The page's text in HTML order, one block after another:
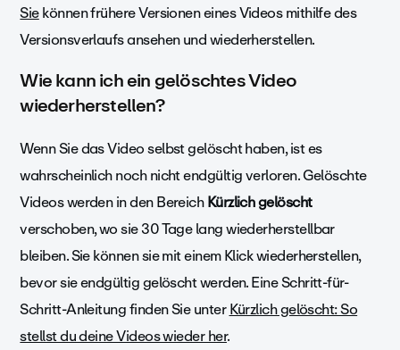
Siekönnen frühere Versionen eines Videos mithilfe des
Versionsverlaufs ansehen und wiederherstellen.
Wie kann ich ein gelöschtes Video
wiederherstellen?
Wenn Sie das Video selbst gelöscht haben, ist es
wahrscheinlich noch nicht endgültig verloren. Gelöschte
Videos werden in den BereichKürzlich gelöscht
verschoben, wo sie 30 Tage lang wiederherstellbar
bleiben. Sie können sie mit einem Klick wiederherstellen,
bevor sie endgültig gelöscht werden. Eine Schritt-für-
Schritt-Anleitung finden Sie unterKürzlich gelöscht: So
stellst du deine Videos wieder her.